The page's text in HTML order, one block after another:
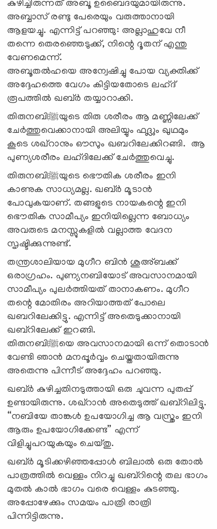
കുഴിച്ചിരുന്നത് അബൂ ഉബൈദയുമായിരുന്നു.
അബ്ബാസ് രണ്ടു പേരെയും വരുത്താനായി
ആളയച്ചു. എന്നിട്ട് പറഞ്ഞു: അല്ലാഹുവേ നീ
തന്നെ തെരഞ്ഞെടുക്ക്, നിന്റെ ദൂതന് എന്തു
വേണമെന്ന്.
അബൂതല്‍ഹയെ അന്വേഷിച്ചു പോയ വ്യക്തിക്ക്
അദ്ദേഹത്തെ വേഗം കിട്ടിയതോടെ ലഹ്ദ്
രൂപത്തില്‍ ഖബ്ര്‍ തയ്യാറാക്കി.
തിരുനബിﷺയുടെ തിരു ശരീരം ആ മണ്ണിലേക്ക്
ചേര്‍ത്തുവെക്കാനായി അലിയ്യും ഫദ്ലും ഖുഥമും
കൂടെ ശഖ്റാനും ഔസും ഖബറിലേക്കിറങ്ങി. ആ
പുണ്യശരീരം ലഹ്ദിലേക്ക് ചേര്‍ത്തുവെച്ചു.
തിരുനബിﷺയുടെ ഭൌതിക ശരീരം ഇനി
കാണുക സാധ്യമല്ല. ഖബ്ര്‍ മൂടാന്‍
പോവുകയാണ്. തങ്ങളുടെ നായകന്റെ ഇനി
ഭൌതിക സാമീപ്യം ഇനിയില്ലെന്ന ബോധ്യം
അവരുടെ മനസ്സുകളില്‍ വല്ലാത്ത വേദന
സൃഷ്ടിക്കുന്നുണ്ട്.
തന്ത്രശാലിയായ മുഗീറ ബിന്‍ ശുഅ്ബക്ക്
ഒരാഗ്രഹം. പുണ്യനബിയോട് അവസാനമായി
സാമീപ്യം പുലര്‍ത്തിയത് താനാകണം. മുഗീറ
തന്റെ മോതിരം അറിയാത്തത് പോലെ
ഖബറിലേക്കിട്ടു. എന്നിട്ട് അതെടുക്കാനായി
ഖബ്റിലേക്ക് ഇറങ്ങി.
തിരുനബിﷺയെ അവസാനമായി ഒന്ന് തൊടാന്‍
വേണ്ടി ഞാന്‍ മനപ്പൂര്‍വ്വം ചെയ്തതായിരുന്നു
അതെന്നു പിന്നീട് അദ്ദേഹം പറഞ്ഞു.
ഖബ്ര്‍ കുഴിച്ചതിനടുത്തായി ഒരു ചുവന്ന പുതപ്പ്
ഉണ്ടായിരുന്നു. ശഖ്റാന്‍ അതെടുത്ത് ഖബ്റിലിട്ടു.
“നബിയേ താങ്കള്‍ ഉപയോഗിച്ച ആ വസ്ത്രം ഇനി
ആരും ഉപയോഗിക്കേണ്ട” എന്ന്
വിളിച്ചുപറയുകയും ചെയ്തു.
ഖബ്ര്‍ മൂടിക്കഴിഞ്ഞപ്പോള്‍ ബിലാല്‍ ഒരു തോല്‍
പാത്രത്തില്‍ വെള്ളം നിറച്ചു ഖബ്റിന്റെ തല ഭാഗം
മുതല്‍ കാല്‍ ഭാഗം വരെ വെള്ളം കുടഞ്ഞു.
അപ്പോഴേക്കും സമയം പാത്രി രാത്രി
പിന്നിട്ടിരുന്നു.